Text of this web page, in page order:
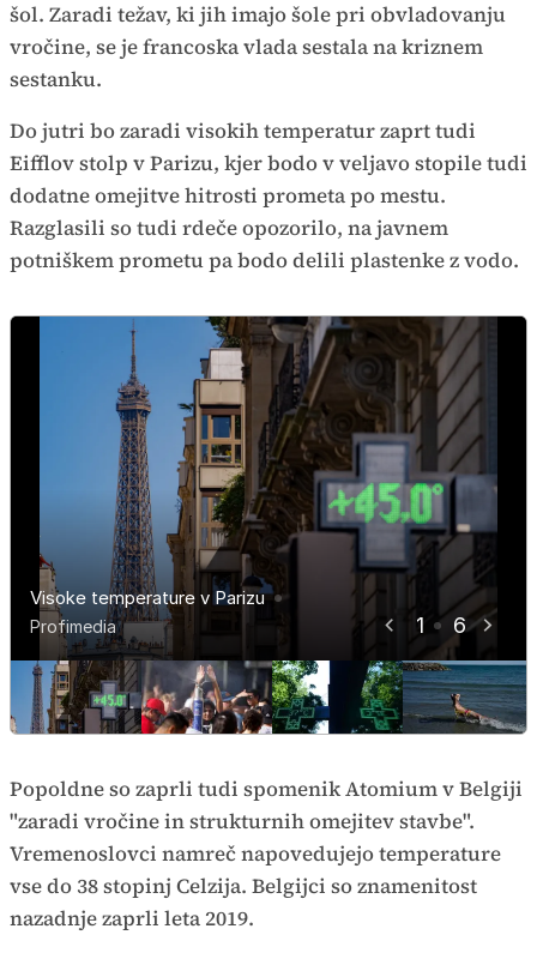
šol. Zaradi težav, ki jih imajo šole pri obvladovanju
vročine, se je francoska vlada sestala na kriznem
sestanku.
Do jutri bo zaradi visokih temperatur zaprt tudi
Eifflov stolp v Parizu, kjer bodo v veljavo stopile tudi
dodatne omejitve hitrosti prometa po mestu.
Razglasili so tudi rdeče opozorilo, na javnem
potniškem prometu pa bodo delili plastenke z vodo.
1 6
Visoke temperature v Parizu
Profimedia
Osvežitev sredi vročinskega vala v
Parizu
Profimedia
Vročina v Franciji
Vročina v Franciji
Vročina v Franciji
Francoski minister na kriznem
sestanku zaradi visokih temperatur
Profimedia
Popoldne so zaprli tudi spomenik Atomium v Belgiji
"zaradi vročine in strukturnih omejitev stavbe".
Vremenoslovci namreč napovedujejo temperature
vse do 38 stopinj Celzija. Belgijci so znamenitost
nazadnje zaprli leta 2019.